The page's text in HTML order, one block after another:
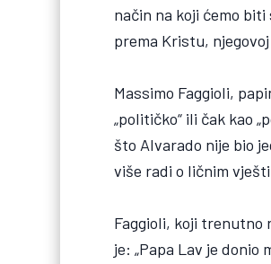
način na koji ćemo
prema Kristu,
Massimo Faggioli,
„političko“ ili čak kao
što Alvarado nije bio
više radi o ličnim
Faggioli, koji trenutno
je: „Papa Lav je